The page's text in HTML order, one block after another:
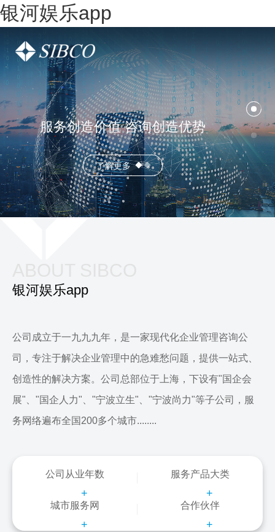
银河娱乐app
服务创造价值 咨询创造优势
了解更多
银河娱乐app
公司成立于一九九九年，是一家现代化企业管理咨询公
司，专注于解决企业管理中的急难愁问题，提供一站式、
创造性的解决方案。公司总部位于上海，下设有"国企会
展"、"国企人力"、"宁波立生"、"宁波尚力"等子公司，服
务网络遍布全国200多个城市........
公司从业年数
+
服务产品大类
+
城市服务网
+
合作伙伴
+